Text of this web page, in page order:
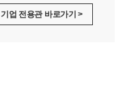
기업 전용관 바로가기 >